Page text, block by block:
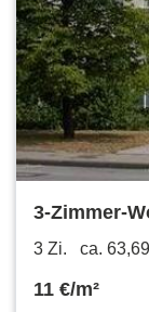
3-Zimmer-
3 Zi. ca.
11 €/m²